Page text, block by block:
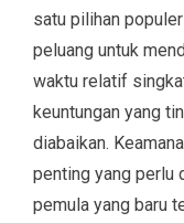
satu pilihan
peluang untuk
waktu relatif
keuntungan yang
diabaikan.
penting yang perlu
pemula yang baru